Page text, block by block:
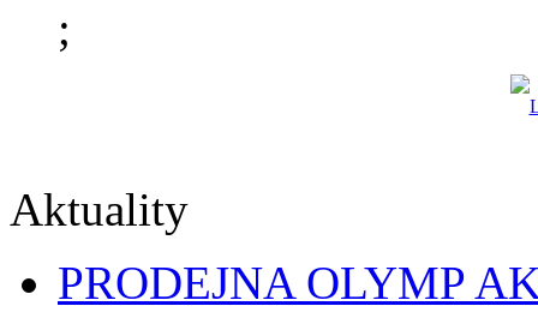
;
Aktuality
PRODEJNA OLYMP